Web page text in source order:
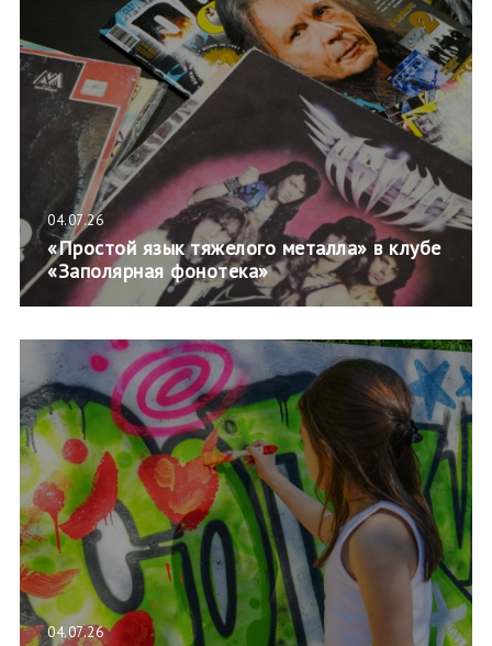
04.07.26
«Простой язык тяжелого металла» в клубе
«Заполярная фонотека»
04.07.26